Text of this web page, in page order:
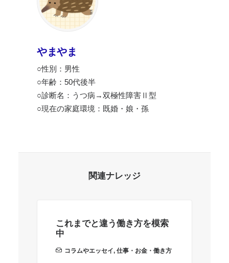
やまやま
○性別：男性
○年齢：50代後半
○診断名：うつ病→双極性障害Ⅱ型
○現在の家庭環境：既婚・娘・孫
関連ナレッジ
これまでと違う働き方を模索
中
コラムやエッセイ, 仕事・お金・働き方